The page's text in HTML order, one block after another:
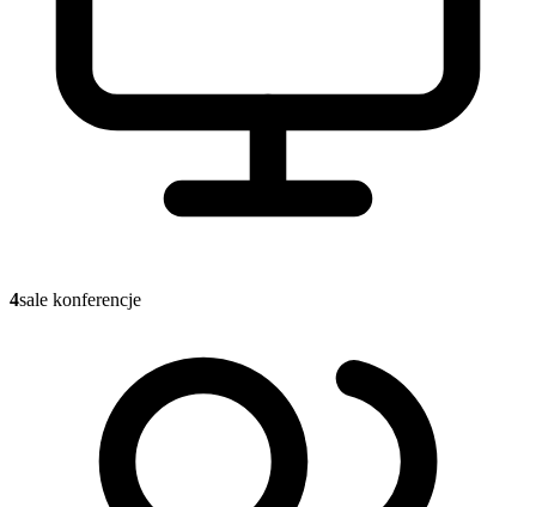
4sale konferencje